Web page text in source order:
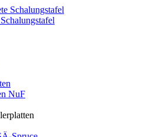
Schalungstafel
NuF